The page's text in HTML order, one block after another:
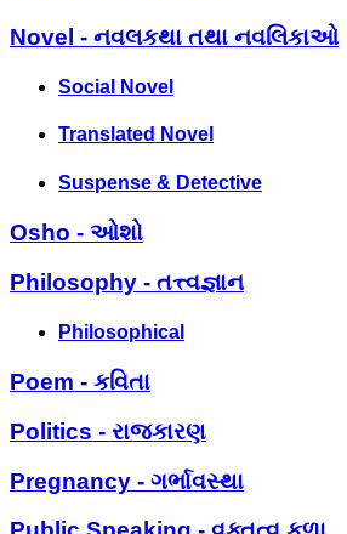
Novel - નવલકથા તથા નવલિકાઓ
Social Novel
Translated Novel
Suspense & Detective
Osho - ઓશો
Philosophy - તત્ત્વજ્ઞાન
Philosophical
Poem - કવિતા
Politics - રાજકારણ
Pregnancy - ગર્ભાવસ્થા